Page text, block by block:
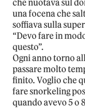
che nuotava sul
una focena che
soffiava sulla
“Devo fare in
questo”.
Ogni anno torno
passare molto
finito. Voglio che
fare snorkeling
quando avevo 5 o